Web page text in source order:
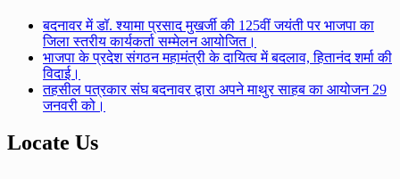
बदनावर में डॉ. श्यामा प्रसाद मुखर्जी की 125वीं जयंती पर भाजपा का
जिला स्तरीय कार्यकर्ता सम्मेलन आयोजित।
भाजपा के प्रदेश संगठन महामंत्री के दायित्व में बदलाव, हितानंद शर्मा की
विदाई।
तहसील पत्रकार संघ बदनावर द्वारा अपने माथुर साहब का आयोजन 29
जनवरी को।
Locate Us